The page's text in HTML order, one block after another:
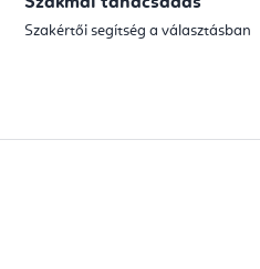
Szakértői segítség a választásban